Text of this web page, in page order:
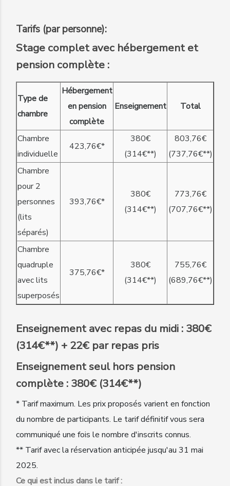
Tarifs (par personne):
Stage complet avec hébergement et
pension complète :
Type de
chambre
Hébergement
en pension
complète
Enseignement Total
Chambre
individuelle
423,76€*
380€
(314€**)
803,76€
(737,76€**)
Chambre
pour 2
personnes
(lits
séparés)
393,76€*
380€
(314€**)
773,76€
(707,76€**)
Chambre
quadruple
avec lits
superposés
375,76€*
380€
(314€**)
755,76€
(689,76€**)
Enseignement avec repas du midi : 380€
(314€**) + 22€ par repas pris
Enseignement seul hors pension
complète : 380€ (314€**)
* Tarif maximum. Les prix proposés varient en fonction
du nombre de participants. Le tarif définitif vous sera
communiqué une fois le nombre d'inscrits connus.
** Tarif avec la réservation anticipée jusqu'au 31 mai
2025.
Ce qui est inclus dans le tarif :